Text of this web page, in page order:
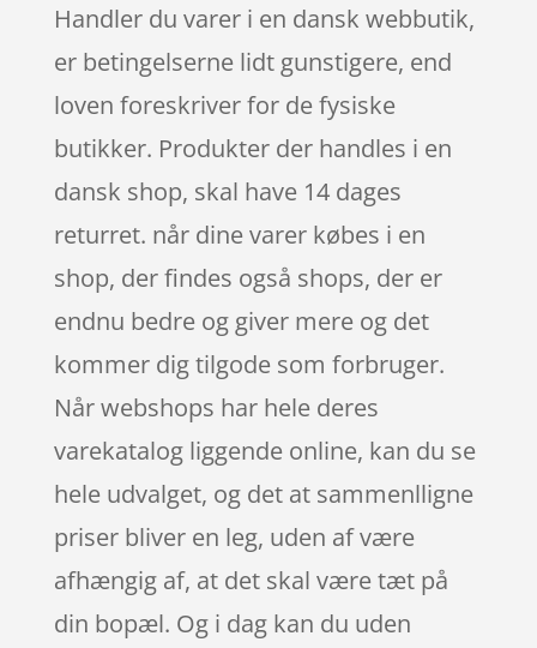
Handler du varer i en dansk webbutik,
er betingelserne lidt gunstigere, end
loven foreskriver for de fysiske
butikker. Produkter der handles i en
dansk shop, skal have 14 dages
returret. når dine varer købes i en
shop, der findes også shops, der er
endnu bedre og giver mere og det
kommer dig tilgode som forbruger.
Når webshops har hele deres
varekatalog liggende online, kan du se
hele udvalget, og det at sammenlligne
priser bliver en leg, uden af være
afhængig af, at det skal være tæt på
din bopæl. Og i dag kan du uden